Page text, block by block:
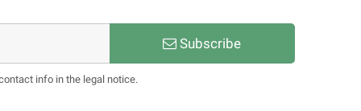
Subscribe
info in the legal notice.